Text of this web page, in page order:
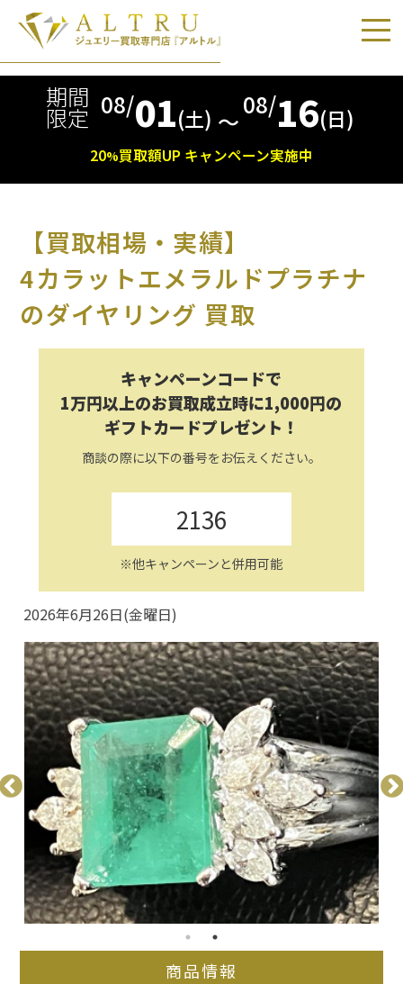
期間
限定 08/01(土) 〜
08/16(日)
20%買取額UP キャンペーン実施中
【買取相場・実績】
4カラットエメラルドプラチナ
のダイヤリング 買取
キャンペーンコードで
1万円以上のお買取成立時に1,000円の
ギフトカードプレゼント！
商談の際に以下の番号をお伝えください。
2136
※他キャンペーンと併用可能
2026年6月26日(金曜日)
商品情報